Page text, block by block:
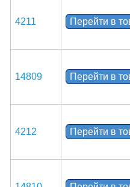
4211 Перейти в
14809 Перейти в
4212 Перейти в